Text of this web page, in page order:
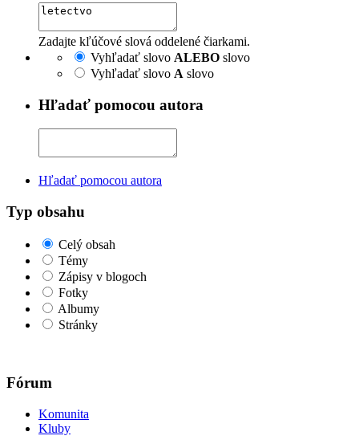
Zadajte kľúčové slová oddelené čiarkami.
Vyhľadať slovo ALEBO slovo
Vyhľadať slovo A slovo
Hľadať pomocou autora
Hľadať pomocou autora
Typ obsahu
Celý obsah
Témy
Zápisy v blogoch
Fotky
Albumy
Stránky
Fórum
Komunita
Kluby